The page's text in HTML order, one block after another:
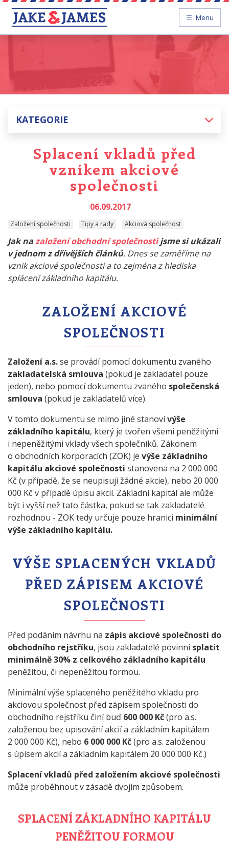
Menu
KATEGORIE
Splacení vkladů před
vznikem akciové
společnosti
06.09.2017
Založení společnosti Tipy a rady Akciová společnost
Jak nazaložení obchodní společnostijsme si ukázali
v jednom z dřívějších článků. Dnes se zaměříme na
vznik akciové společnosti a to zejména z hlediska
splácení základního kapitálu.
ZALOŽENÍ AKCIOVÉ
SPOLEČNOSTI
Založení a.s.se provádí pomocí dokumentu zvaného
zakladatelská smlouva (pokud je zakladatel pouze
jeden), nebo pomocí dokumentu zvaného společenská
smlouva (pokud je zakladatelů více).
V tomto dokumentu se mimo jiné stanovívýše
základního kapitálu, který je tvořen všemi peněžitými
i nepeněžitými vklady všech společníků. Zákonem
o obchodních korporacích (ZOK) je výše základního
kapitálu akciové společnosti stanovena na 2 000 000
Kč (v případě, že se neupisují žádné akcie), nebo 20 000
000 Kč v případě úpisu akcií. Základní kapitál ale může
být i vyšší než tato částka, pokud se tak zakladatelé
rozhodnou - ZOK tedy určuje pouze hranici minimální
výše základního kapitálu.
VÝŠE SPLACENÝCH VKLADŮ
PŘED ZÁPISEM AKCIOVÉ
SPOLEČNOSTI
Před podáním návrhu na zápis akciové společnosti do
obchodního rejstříku, jsou zakladatelé povinni splatit
minimálně 30% z celkového základního kapitálu
peněžitou, či nepeněžitou formou.
Minimální výše splaceného peněžitého vkladu pro
akciovou společnost před zápisem společnosti do
obchodního rejstříku činí buď600 000 Kč(pro a.s.
založenou bez upisování akcií a základním kapitálem
2 000 000 Kč), nebo 6 000 000 Kč(pro a.s. založenou
s úpisem akcií a základním kapitálem 20 000 000 Kč.)
Splacení vkladů před založením akciové společnosti
může proběhnout v zásadě dvojím způsobem.
SPLACENÍ ZÁKLADNÍHO KAPITÁLU
PENĚŽITOU FORMOU